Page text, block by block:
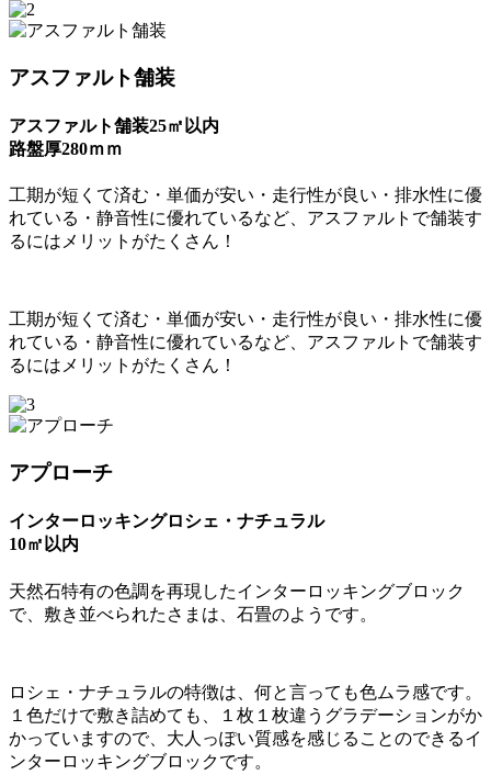
アスファルト舗装
アスファルト舗装25㎡以内
路盤厚280ｍｍ
工期が短くて済む・単価が安い・走行性が良い・排水性に優
れている・静音性に優れているなど、アスファルトで舗装す
るにはメリットがたくさん！
工期が短くて済む・単価が安い・走行性が良い・排水性に優
れている・静音性に優れているなど、アスファルトで舗装す
るにはメリットがたくさん！
アプローチ
インターロッキングロシェ・ナチュラル
10㎡以内
天然石特有の色調を再現したインターロッキングブロック
で、敷き並べられたさまは、石畳のようです。
ロシェ・ナチュラルの特徴は、何と言っても色ムラ感です。
１色だけで敷き詰めても、１枚１枚違うグラデーションがか
かっていますので、大人っぽい質感を感じることのできるイ
ンターロッキングブロックです。